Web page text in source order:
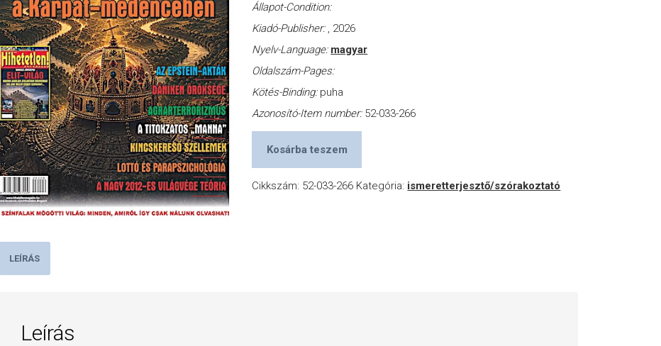
Állapot-Condition:
Kiadó-Publisher: , 2026
Nyelv-Language: magyar
Oldalszám-Pages:
Kötés-Binding: puha
Azonosító-Item number: 52-033-266
Kosárba teszem
Cikkszám: 52-033-266 Kategória: ismeretterjesztő/szórakoztató
LEÍRÁS
Leírás